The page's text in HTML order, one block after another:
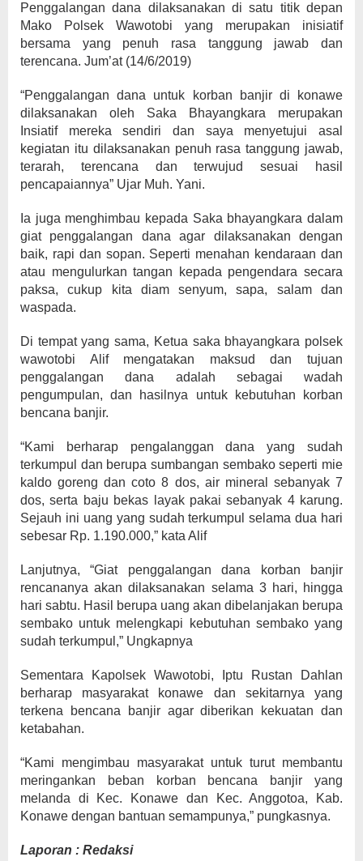
Penggalangan dana dilaksanakan di satu titik depan
Mako Polsek Wawotobi yang merupakan inisiatif
bersama yang penuh rasa tanggung jawab dan
terencana. Jum’at (14/6/2019)
“Penggalangan dana untuk korban banjir di konawe
dilaksanakan oleh Saka Bhayangkara merupakan
Insiatif mereka sendiri dan saya menyetujui asal
kegiatan itu dilaksanakan penuh rasa tanggung jawab,
terarah, terencana dan terwujud sesuai hasil
pencapaiannya” Ujar Muh. Yani.
Ia juga menghimbau kepada Saka bhayangkara dalam
giat penggalangan dana agar dilaksanakan dengan
baik, rapi dan sopan. Seperti menahan kendaraan dan
atau mengulurkan tangan kepada pengendara secara
paksa, cukup kita diam senyum, sapa, salam dan
waspada.
Di tempat yang sama, Ketua saka bhayangkara polsek
wawotobi Alif mengatakan maksud dan tujuan
penggalangan dana adalah sebagai wadah
pengumpulan, dan hasilnya untuk kebutuhan korban
bencana banjir.
“Kami berharap pengalanggan dana yang sudah
terkumpul dan berupa sumbangan sembako seperti mie
kaldo goreng dan coto 8 dos, air mineral sebanyak 7
dos, serta baju bekas layak pakai sebanyak 4 karung.
Sejauh ini uang yang sudah terkumpul selama dua hari
sebesar Rp. 1.190.000,” kata Alif
Lanjutnya, “Giat penggalangan dana korban banjir
rencananya akan dilaksanakan selama 3 hari, hingga
hari sabtu. Hasil berupa uang akan dibelanjakan berupa
sembako untuk melengkapi kebutuhan sembako yang
sudah terkumpul,” Ungkapnya
Sementara Kapolsek Wawotobi, Iptu Rustan Dahlan
berharap masyarakat konawe dan sekitarnya yang
terkena bencana banjir agar diberikan kekuatan dan
ketabahan.
“Kami mengimbau masyarakat untuk turut membantu
meringankan beban korban bencana banjir yang
melanda di Kec. Konawe dan Kec. Anggotoa, Kab.
Konawe dengan bantuan semampunya,” pungkasnya.
Laporan : Redaksi